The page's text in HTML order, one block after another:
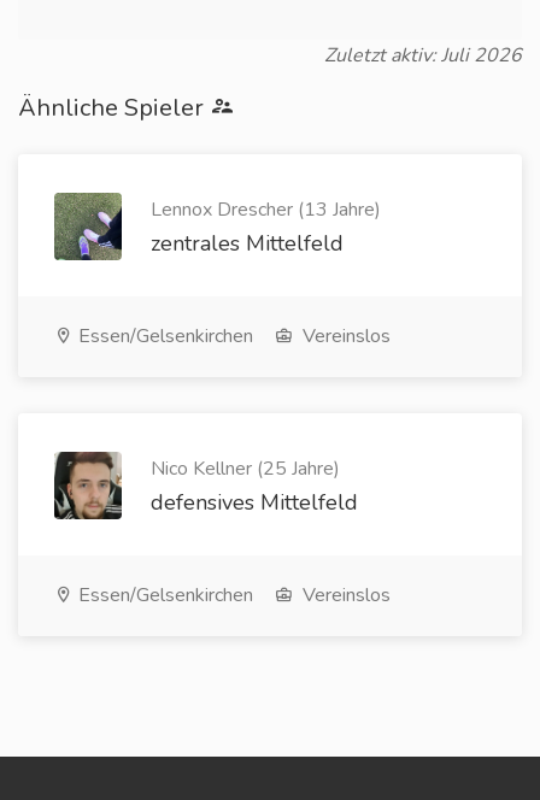
Zuletzt aktiv: Juli 2026
Ähnliche Spieler
Lennox Drescher (13 Jahre)
zentrales Mittelfeld
Essen/Gelsenkirchen Vereinslos
Nico Kellner (25 Jahre)
defensives Mittelfeld
Essen/Gelsenkirchen Vereinslos